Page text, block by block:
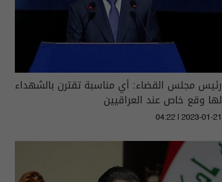
رئيس مجلس القضاء: أي مناسبة تقترن بالشهداء
لها وقع خاص عند العراقيين
04:22 | 2023-01-21